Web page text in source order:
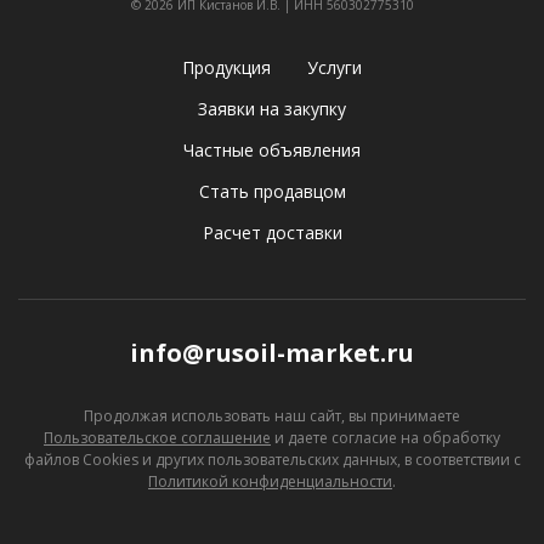
© 2026 ИП Кистанов И.В. | ИНН 560302775310
Продукция
Услуги
Заявки на закупку
Частные объявления
Стать продавцом
Расчет доставки
Продолжая использовать наш сайт, вы принимаете
Пользовательское соглашение и даете согласие на обработку
файлов Cookies и других пользовательских данных, в соответствии с
Политикой конфиденциальности.
info@rusoil-market.ru